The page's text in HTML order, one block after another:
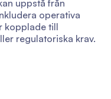
uppstå från
operativa
kopplade till
regulatoriska krav.